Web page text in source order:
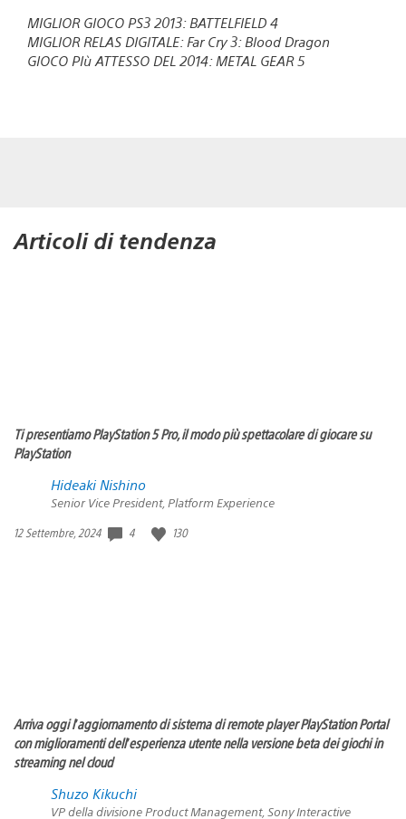
MIGLIOR GIOCO PS3 2013: BATTELFIELD 4
MIGLIOR RELAS DIGITALE: Far Cry 3: Blood Dragon
GIOCO PIù ATTESSO DEL 2014: METAL GEAR 5
Articoli di tendenza
Ti presentiamo PlayStation 5 Pro, il modo più spettacolare di giocare su
PlayStation
Hideaki Nishino
Senior Vice President, Platform Experience
Data
12 Settembre, 2024 4 130
Arriva oggi l’aggiornamento di sistema di remote player PlayStation Portal
con miglioramenti dell’esperienza utente nella versione beta dei giochi in
streaming nel cloud
Shuzo Kikuchi
VP della divisione Product Management, Sony Interactive